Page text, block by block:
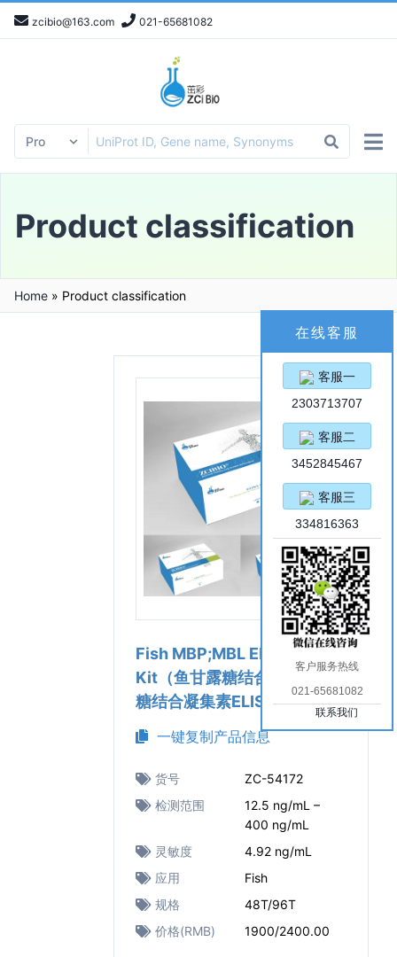
zcibio@163.com 021-65681082
Product classification
Home » Product classification
Fish MBP;MBL ELISA
Kit（鱼甘露糖结合蛋白;甘露
糖结合凝集素ELISA试剂盒）
一键复制产品信息
货号
ZC-54172
检测范围
12.5 ng/mL –
400 ng/mL
灵敏度
4.92 ng/mL
应用
Fish
规格
48T/96T
价格(RMB)
1900/2400.00
在线客服
客服一
2303713707
客服二
3452845467
客服三
334816363
客户服务热线
021-65681082
联系我们